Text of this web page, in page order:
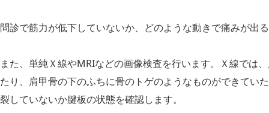
問診で筋力が低下していないか、どのような動きで痛みが出
また、単純Ｘ線やMRIなどの画像検査を行います。Ｘ線では
たり、肩甲骨の下のふちに骨のトゲのようなものができてい
裂していないか腱板の状態を確認します。